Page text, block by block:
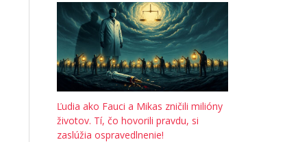
Ľudia ako Fauci a Mikas zničili milióny
životov. Tí, čo hovorili pravdu, si
zaslúžia ospravedlnenie!